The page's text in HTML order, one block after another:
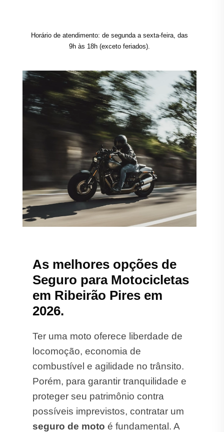
Horário de atendimento: de segunda a sexta-feira, das
9h às 18h (exceto feriados).
As melhores opções de
Seguro para Motocicletas
em Ribeirão Pires em
2026.
Ter uma moto oferece liberdade de
locomoção, economia de
combustível e agilidade no trânsito.
Porém, para garantir tranquilidade e
proteger seu patrimônio contra
possíveis imprevistos, contratar um
seguro de moto é fundamental. A